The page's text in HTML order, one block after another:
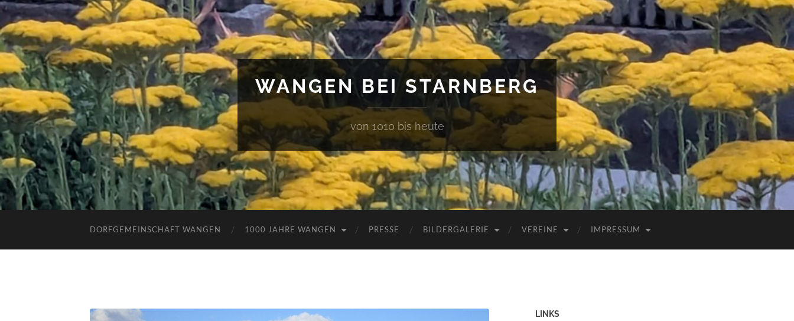
WANGEN BEI STARNBERG
von 1010 bis heute
DORFGEMEINSCHAFT WANGEN 1000 JAHRE WANGEN PRESSE BILDERGALERIE VEREINE IMPRESSUM
LINKS